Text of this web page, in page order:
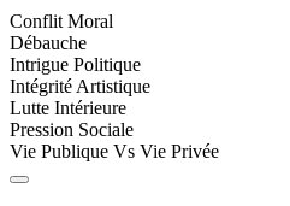
Conflit Moral
Débauche
Intrigue Politique
Intégrité Artistique
Lutte Intérieure
Pression Sociale
Vie Publique Vs Vie Privée